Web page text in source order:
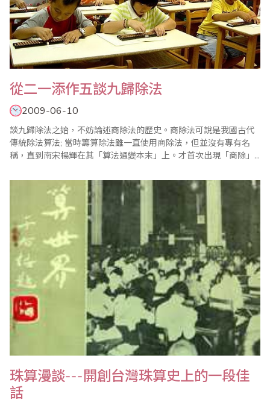
從二一添作五談九歸除法
2009-06-10
談九歸除法之始，不妨論述商除法的歷史。商除法可說是我國古代
傳統除法算法; 當時籌算除法雖一直使用商除法，但並沒有專有名
稱，直到南宋楊輝在其「算法通變本末」上。才首次出現「商除」
圖式。楊輝的「日用算法」是現存最早的籌算商除完整圖示(略)。
到了宋朝「九歸歌訣」的產生，才逐漸形成用九歸運算的歸除法。
元代，算盤已普遍流行。歸除法..
珠算漫談---開創台灣珠算史上的一段佳
話